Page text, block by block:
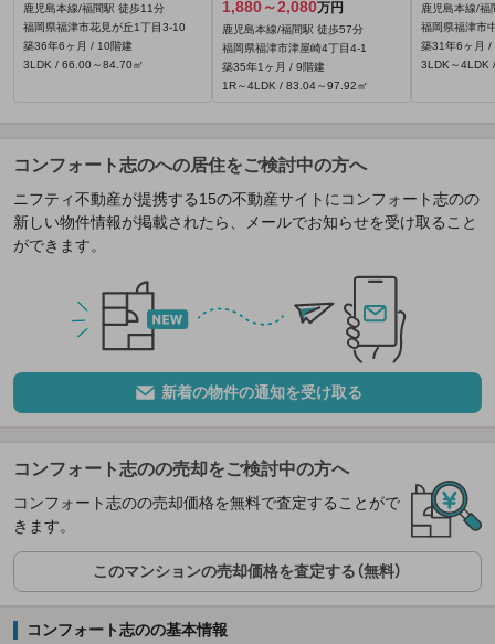
鹿児島本線/福間駅 徒歩11分
福岡県福津市花見が丘1丁目3-10
築36年6ヶ月 / 10階建
3LDK / 66.00～84.70㎡
1,880～2,080万円
鹿児島本線/福間駅 徒歩57分
福岡県福津市津屋崎4丁目4-1
築35年1ヶ月 / 9階建
1R～4LDK / 83.04～97.92㎡
鹿児島本線/福
福岡県福津市
築31年6ヶ月 /
3LDK～4LDK
コンフォート志のへの居住をご検討中の方へ
ニフティ不動産が提携する15の不動産サイトにコンフォート志のの
新しい物件情報が掲載されたら、メールでお知らせを受け取ること
ができます。
新着の物件の通知を受け取る
コンフォート志のの売却をご検討中の方へ
コンフォート志のの売却価格を無料で査定することがで
きます。
このマンションの売却価格を査定する（無料）
コンフォート志のの基本情報